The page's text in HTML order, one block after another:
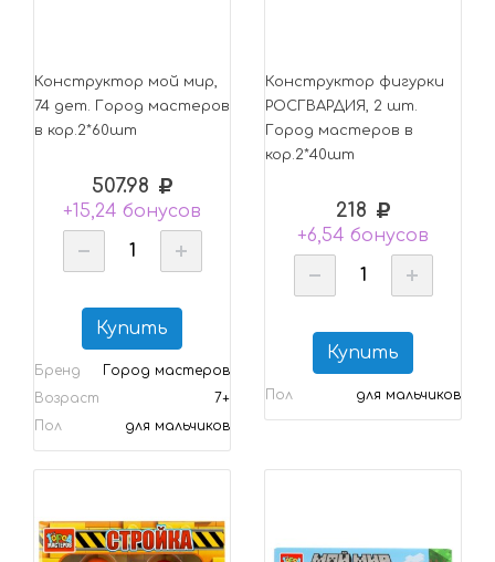
Конструктор мой мир,
74 дет. Город мастеров
в кор.2*60шт
507.98
+15,24 бонусов
Купить
Бренд
Город мастеров
Возраст
7+
Пол
для мальчиков
Конструктор фигурки
РОСГВАРДИЯ, 2 шт.
Город мастеров в
кор.2*40шт
218
+6,54 бонусов
Купить
Пол для мальчиков